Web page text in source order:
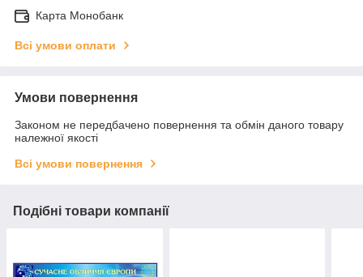
Карта Монобанк
Всі умови оплати
Умови повернення
Законом не передбачено повернення та обмін даного товару
належної якості
Всі умови повернення
Подібні товари компанії